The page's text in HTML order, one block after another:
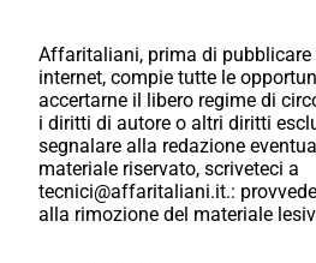
Affaritaliani, prima di
internet, compie tutte le
accertarne il libero regime di
i diritti di autore o altri diritti
segnalare alla redazione
materiale riservato, scriveteci a
tecnici@affaritaliani.it.:
alla rimozione del materiale